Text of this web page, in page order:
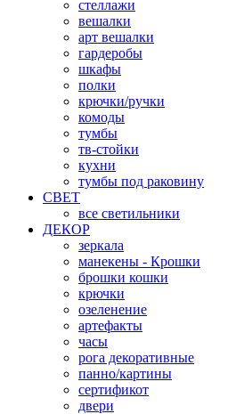
стеллажи
вешалки
арт вешалки
гардеробы
шкафы
полки
крючки/ручки
комоды
тумбы
тв-стойки
кухни
тумбы под раковину
СВЕТ
все светильники
ДЕКОР
зеркала
манекены - Крошки
брошки кошки
крючки
озеленение
артефакты
часы
рога декоративные
панно/картины
сертификот
двери